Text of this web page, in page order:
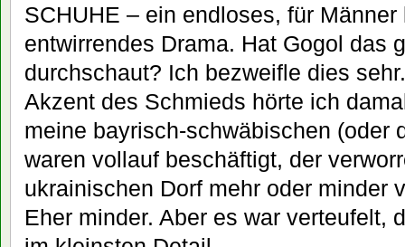
SCHUHE – ein endloses, für
entwirrendes Drama. Hat Gogol das
durchschaut? Ich bezweifle dies
Akzent des Schmieds hörte ich
meine bayrisch-schwäbischen (oder
waren vollauf beschäftigt, der
ukrainischen Dorf mehr oder minder
Eher minder. Aber es war verteufelt,